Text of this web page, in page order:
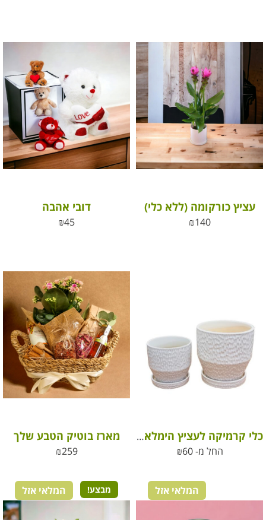
עציץ כורקומה (ללא כלי)
₪140
דובי אהבה
₪45
כלי קרמיקה לעציץ הימלאיה מעוצב
החל מ-
₪60
מארז בוטיק הטבע שלך
₪259
המלאי אזל מבצע! המלאי אזל